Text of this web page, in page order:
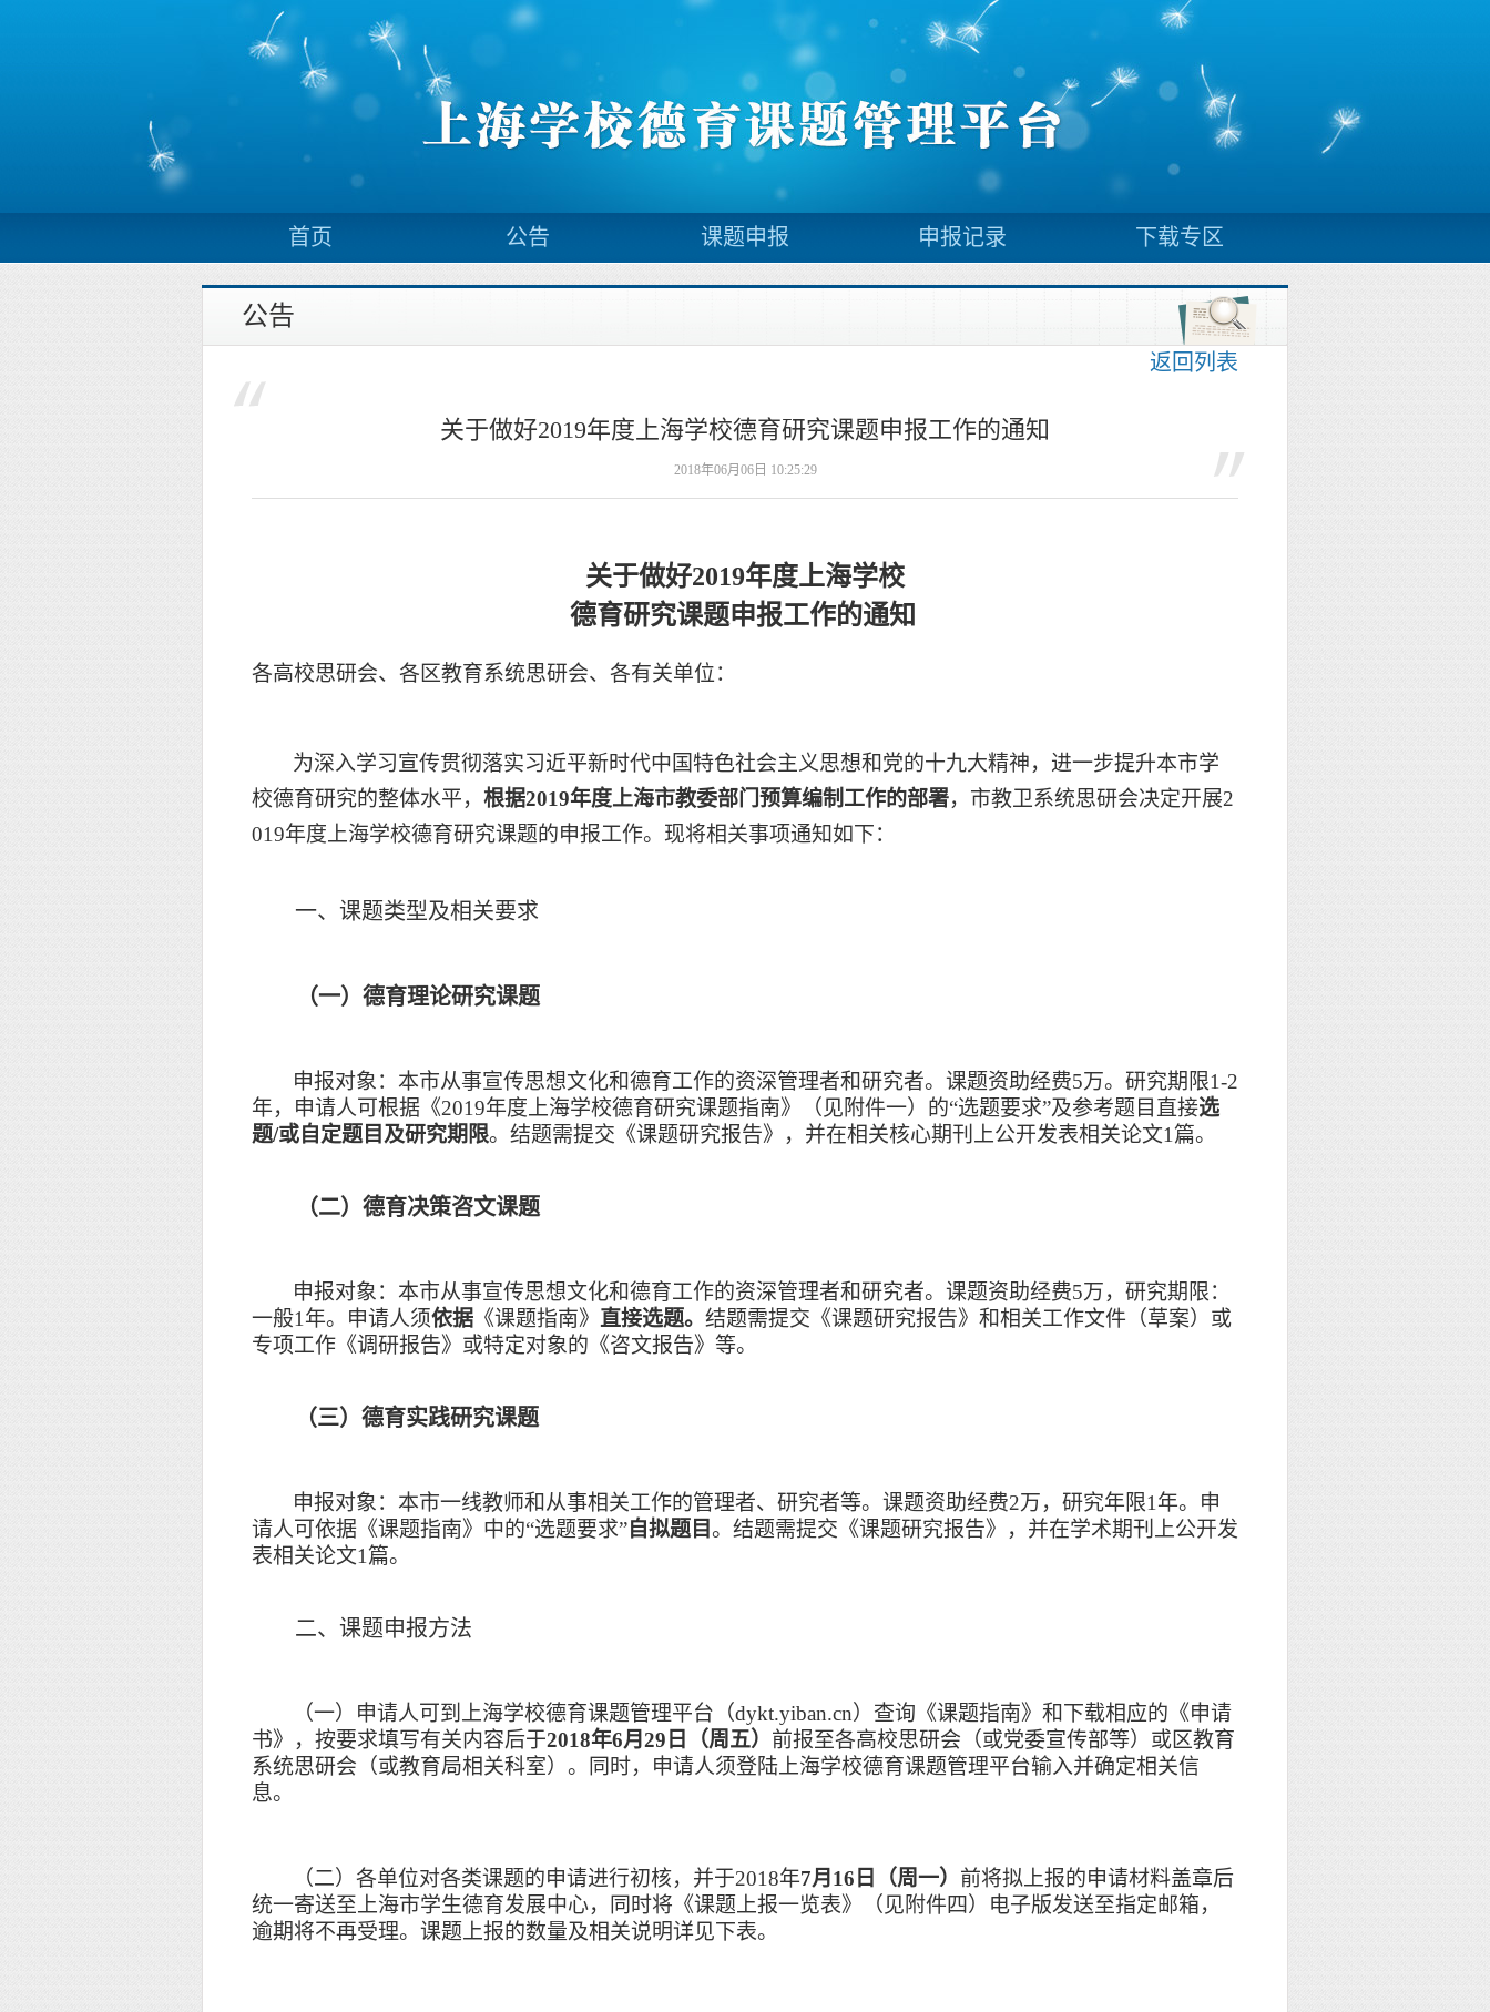
首页 公告 课题申报 申报记录 下载专区
公告
返回列表
关于做好2019年度上海学校德育研究课题申报工作的通知
2018年06月06日 10:25:29
关于做好2019年度上海学校
德育研究课题申报工作的通知
各高校思研会、各区教育系统思研会、各有关单位：
为深入学习宣传贯彻落实习近平新时代中国特色社会主义思想和党的十九大精神，进一步提升本市学
校德育研究的整体水平， 根据2019年度上海市教委部门预算编制工作的部署， 市教卫系统思研会决定开展2
019年度上海学校德育研究课题的申报工作。现将相关事项通知如下：
一、课题类型及相关要求
（一）德育理论研究课题
申报对象：本市从事宣传思想文化和德育工作的资深管理者和研究者。课题资助经费5万。研究期限1-2
年， 申请人可根据《2019年度上海学校德育研究课题指南》（见附件一）的“选题要求”及参考题目直接选
题/或自定题目及研究期限。 结题需提交《课题研究报告》，并在相关核心期刊上公开发表相关论文1篇。
（二）德育决策咨文课题
申报对象：本市从事宣传思想文化和德育工作的资深管理者和研究者。课题资助经费5万，研究期限：
一般1年。 申请人须依据 《课题指南》 直接选题。 结题需提交《课题研究报告》和相关工作文件（草案）或
专项工作《调研报告》或特定对象的《咨文报告》等。
（三） 德育实践研究课题
申报对象：本市一线教师和从事相关工作的管理者、研究者等。 课题资助经费2万，研究年限1年。 申
请人可依据《课题指南》中的“选题要求” 自拟题目 。 结题需提交《课题研究报告》，并在学术期刊上公开发
表相关论文1篇。
二、课题申报方法
（一）申请人可到 上海学校德育课题管理平台（dykt.yiban.cn） 查询《课题指南》和下载相应的《申请
书》，按要求填写有关内容后于2018年6月29日（周五） 前报至各高校思研会（或党委宣传部等）或区教育
系统思研会（或教育局相关科室）。同时，申请人须登陆上海学校德育课题管理平台输入并确定相关信
息。
（二）各单位对各类课题的申请进行初核，并于2018年7月16日（周一） 前将拟上报的申请材料盖章后
统一寄送至上海市学生德育发展中心，同时将《课题上报一览表》（见附件四）电子版发送至指定邮箱，
逾期将不再受理。课题上报的数量及相关说明详见下表。